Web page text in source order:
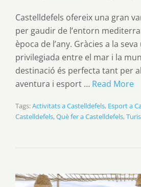
Castelldefels ofereix una gran
per gaudir de l’entorn
època de l’any. Gràcies a la
privilegiada entre el mar i la
destinació és perfecta tant per
aventura i esport … Read More
Tags:Activitats a Castelldefels, Esport a
Castelldefels,Què fer a Castelldefels,